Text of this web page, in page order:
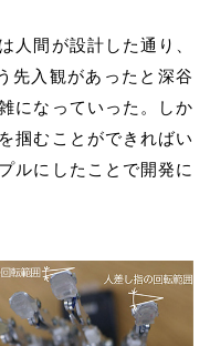
人間が設計した通り、
先入観があったと深谷
になっていった。しか
掴むことができればい
ルにしたことで開発に